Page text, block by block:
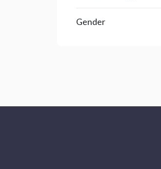
Gender